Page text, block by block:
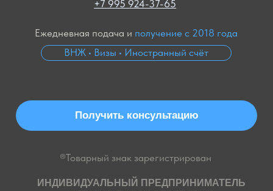
© 2026 — Сайт разработал«Стратег»
Согласие намаркетинговые коммуникации
обработку персональных данных
ОГРН:318505000013894
БАНК:АО «ТИНЬКОФФ БАНК»